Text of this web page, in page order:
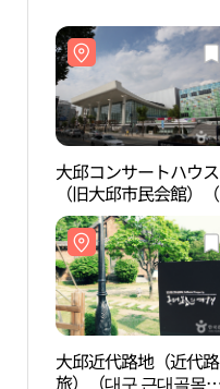
大邱コンサートハウス
（旧大邱市民会館）
구콘서트하우스（구.대
구시민회관））
大邱近代路地（近代
旅）（대구 근대골목